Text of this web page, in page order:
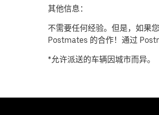
其他信息：
不需要任何经验。但是，如果
Postmates 的合作！通过
*允许派送的车辆因城市而异。